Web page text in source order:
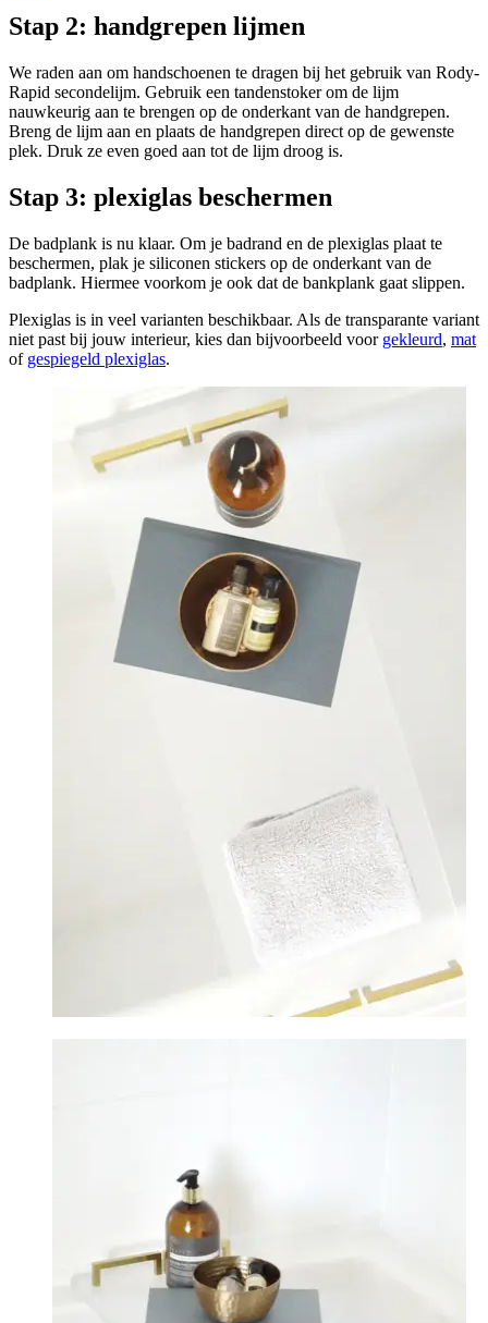
Stap 2: handgrepen lijmen
We raden aan om handschoenen te dragen bij het gebruik van Rody-
Rapid secondelijm. Gebruik een tandenstoker om de lijm
nauwkeurig aan te brengen op de onderkant van de handgrepen.
Breng de lijm aan en plaats de handgrepen direct op de gewenste
plek. Druk ze even goed aan tot de lijm droog is.
Stap 3: plexiglas beschermen
De badplank is nu klaar. Om je badrand en de plexiglas plaat te
beschermen, plak je siliconen stickers op de onderkant van de
badplank. Hiermee voorkom je ook dat de bankplank gaat slippen.
Plexiglas is in veel varianten beschikbaar. Als de transparante variant
niet past bij jouw interieur, kies dan bijvoorbeeld voor gekleurd, mat
of gespiegeld plexiglas.